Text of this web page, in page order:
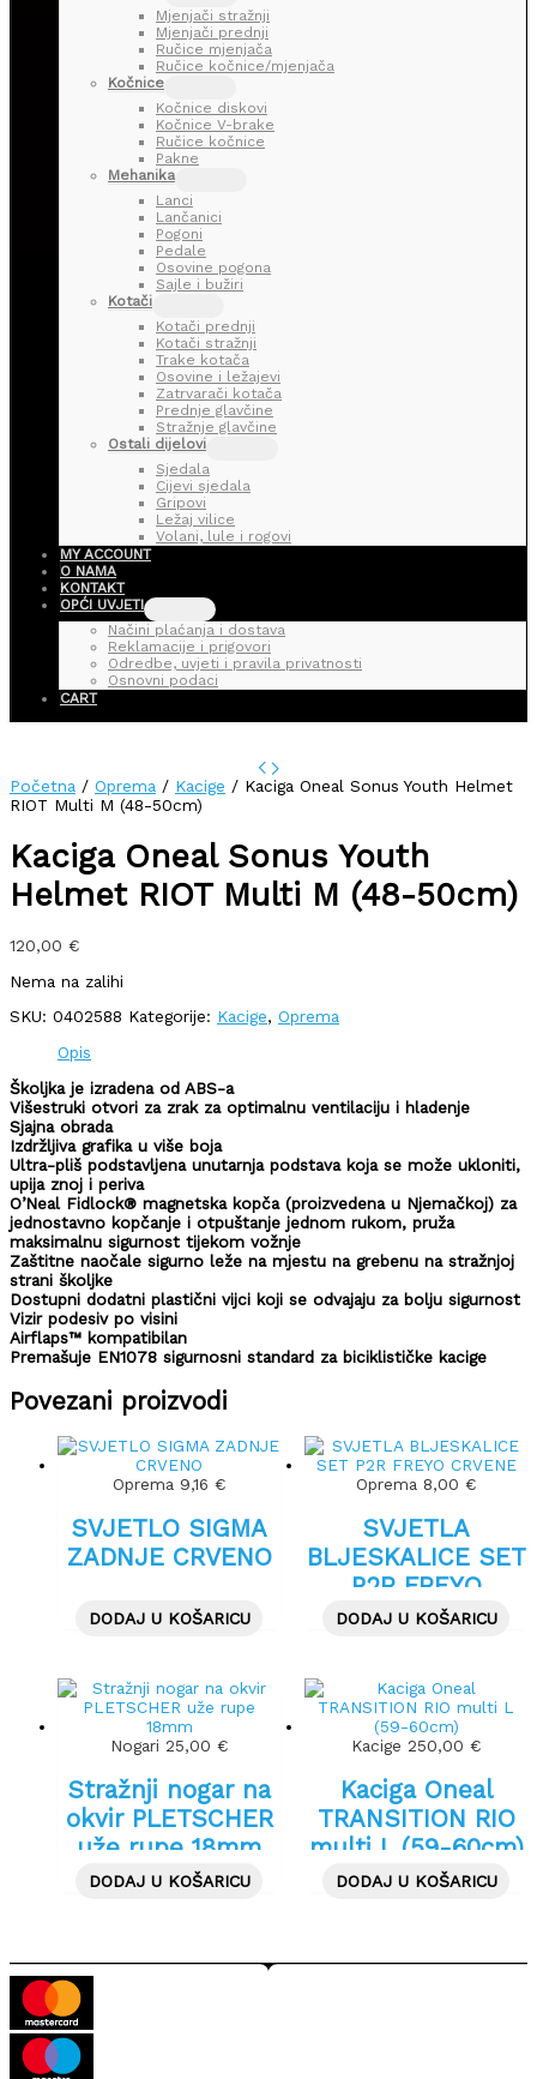
Mjenjači stražnji
Mjenjači prednji
Ručice mjenjača
Ručice kočnice/mjenjača
Kočnice
Kočnice diskovi
Kočnice V-brake
Ručice kočnice
Pakne
Mehanika
Lanci
Lančanici
Pogoni
Pedale
Osovine pogona
Sajle i bužiri
Kotači
Kotači prednji
Kotači stražnji
Trake kotača
Osovine i ležajevi
Zatrvarači kotača
Prednje glavčine
Stražnje glavčine
Ostali dijelovi
Sjedala
Cijevi sjedala
Gripovi
Ležaj vilice
Volani, lule i rogovi
MY ACCOUNT
O NAMA
KONTAKT
OPĆI UVJETI
Načini plaćanja i dostava
Reklamacije i prigovori
Odredbe, uvjeti i pravila privatnosti
Osnovni podaci
CART
Početna / Oprema / Kacige / Kaciga Oneal Sonus Youth Helmet
RIOT Multi M (48-50cm)
Kaciga Oneal Sonus Youth
Helmet RIOT Multi M (48-50cm)
120,00 €
Nema na zalihi
SKU: 0402588 Kategorije: Kacige, Oprema
Opis
Školjka je izradena od ABS-a
Višestruki otvori za zrak za optimalnu ventilaciju i hladenje
Sjajna obrada
Izdržljiva grafika u više boja
Ultra-pliš podstavljena unutarnja podstava koja se može ukloniti,
upija znoj i periva
O’Neal Fidlock® magnetska kopča (proizvedena u Njemačkoj) za
jednostavno kopčanje i otpuštanje jednom rukom, pruža
maksimalnu sigurnost tijekom vožnje
Zaštitne naočale sigurno leže na mjestu na grebenu na stražnjoj
strani školjke
Dostupni dodatni plastični vijci koji se odvajaju za bolju sigurnost
Vizir podesiv po visini
Airflaps™ kompatibilan
Premašuje EN1078 sigurnosni standard za biciklističke kacige
Povezani proizvodi
Oprema 9,16 €
SVJETLO SIGMA
ZADNJE CRVENO
DODAJ U KOŠARICU
Oprema 8,00 €
SVJETLA
BLJESKALICE SET
P2R FREYO
CRVENE
DODAJ U KOŠARICU
Nogari 25,00 €
Stražnji nogar na
okvir PLETSCHER
uže rupe 18mm
DODAJ U KOŠARICU
Kacige 250,00 €
Kaciga Oneal
TRANSITION RIO
multi L (59-60cm)
DODAJ U KOŠARICU